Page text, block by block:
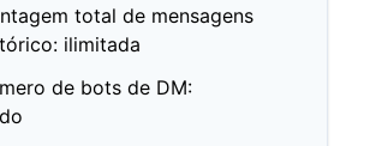
total de mensagens
ilimitada
de bots de DM: